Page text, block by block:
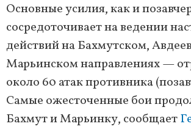
Основные усилия, как и
сосредоточивает на ведении
действий на Бахмутском,
Марьинском направлениях —
около 60 атак противника
Самые ожесточенные бои
Бахмут и Марьинку, сообщает